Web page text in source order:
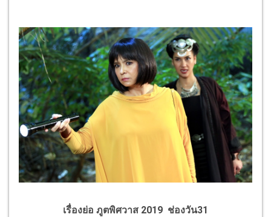
เรื่องย่อ ภูตพิศวาส 2019 ช่องวัน31